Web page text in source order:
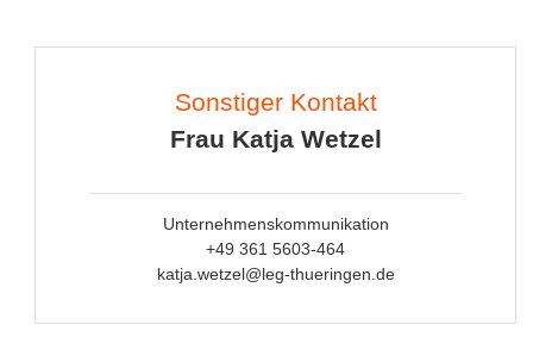
Sonstiger Kontakt
Frau Katja Wetzel
Unternehmenskommunikation
+49 361 5603-464
katja.wetzel@leg-thueringen.de